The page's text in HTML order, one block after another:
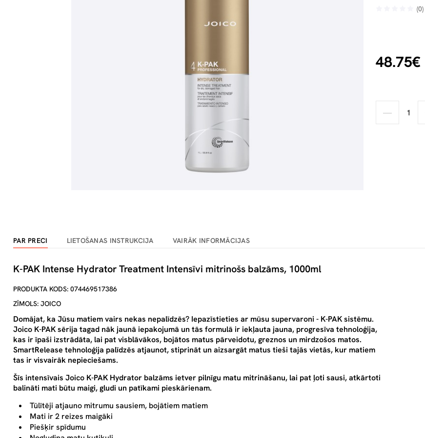
(0)
48.75€
PAR PRECI LIETOŠANAS INSTRUKCIJA VAIRĀK INFORMĀCIJAS
K-PAK Intense Hydrator Treatment Intensīvi mitrinošs balzāms, 1000ml
PRODUKTA KODS: 074469517386
ZĪMOLS: JOICO
Domājat, ka Jūsu matiem vairs nekas nepalīdzēs? Iepazīstieties ar mūsu supervaroni - K-PAK sistēmu.
Joico K-PAK sērija tagad nāk jaunā iepakojumā un tās formulā ir iekļauta jauna, progresīva tehnoloģija,
kas ir īpaši izstrādāta, lai pat visblāvākos, bojātos matus pārveidotu, greznos un mirdzošos matos.
SmartRelease tehnoloģija palīdzēs atjaunot, stiprināt un aizsargāt matus tieši tajās vietās, kur matiem
tas ir visvairāk nepieciešams.
Šīs intensīvais Joico K-PAK Hydrator balzāms ietver pilnīgu matu mitrināšanu, lai pat ļoti sausi, atkārtoti
balināti mati būtu maigi, gludi un patīkami pieskārienam.
Tūlītēji atjauno mitrumu sausiem, bojātiem matiem
Mati ir 2 reizes maigāki
Piešķir spīdumu